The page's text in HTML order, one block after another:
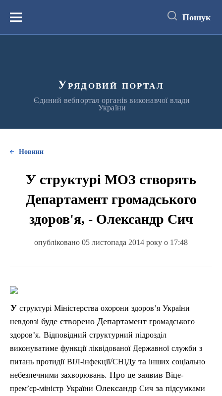
вмістуМеню Пошук
Урядовий портал
Єдиний вебпортал органів виконавчої влади
України
Новини
У структурі МОЗ створять
Департамент громадського
здоров'я, - Олександр Сич
опубліковано 05 листопада 2014 року о 17:48
структурі Міністерства охорони здоров’я України
невдовзі буде створено Департамент громадського
здоров’я. Відповідний структурний підрозділ
виконуватиме функції ліквідованої Державної служби з
питань протидії ВІЛ-інфекції/СНІДу та інших соціально
небезпечними захворювань. Про це заявив Віце-
прем’єр-міністр України Олександр Сич за підсумками